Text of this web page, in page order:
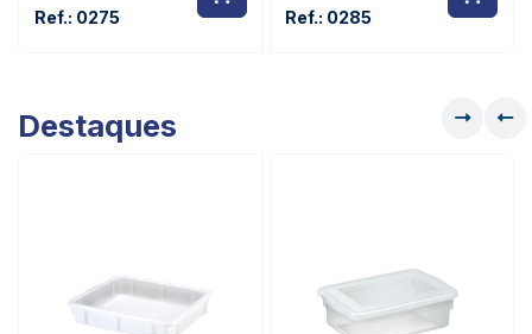
Ref.: 0275
Ref.: 0285
Destaques